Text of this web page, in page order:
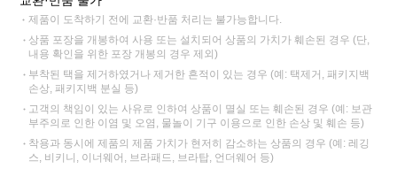
제품이 도착하기 전에 교환·반품 처리는 불가능합니다.
상품 포장을 개봉하여 사용 또는 설치되어 상품의 가치가 훼손된 경우 (단,
내용 확인을 위한 포장 개봉의 경우 제외)
부착된 택을 제거하였거나 제거한 흔적이 있는 경우 (예: 택제거, 패키지백
손상, 패키지백 분실 등)
고객의 책임이 있는 사유로 인하여 상품이 멸실 또는 훼손된 경우 (예: 보관
부주의로 인한 이염 및 오염, 물놀이 기구 이용으로 인한 손상 및 훼손 등)
착용과 동시에 제품의 제품 가치가 현저히 감소하는 상품의 경우 (예: 레깅
스, 비키니, 이너웨어, 브라패드, 브라탑, 언더웨어 등)